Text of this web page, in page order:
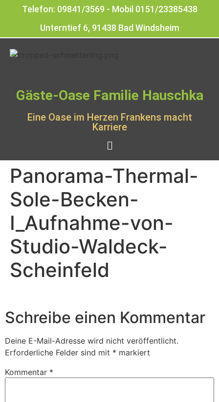
Telefon: 09841/3569 - Mobil 0151/23385438
Unterntief 6, 91438 Bad Windsheim
Gäste-Oase Familie Hauschka
Eine Oase im Herzen Frankens macht
Karriere
Panorama-Thermal-
Sole-Becken-
I_Aufnahme-von-
Studio-Waldeck-
Scheinfeld
Schreibe einen Kommentar
Deine E-Mail-Adresse wird nicht veröffentlicht.
Erforderliche Felder sind mit * markiert
Kommentar *